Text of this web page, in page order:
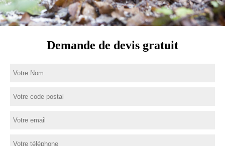
Demande de devis gratuit